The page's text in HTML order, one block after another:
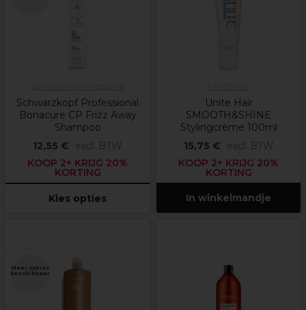
Schwarzkopf Professional
Bonacure CP Frizz Away
Shampoo
12,55 €
excl. BTW
KOOP 2+ KRIJG 20%
KORTING
Kies opties
Unite Hair
SMOOTH&SHINE
Stylingcrème 100ml
15,75 €
excl. BTW
KOOP 2+ KRIJG 20%
KORTING
In winkelmandje
Meer opties
beschikbaar